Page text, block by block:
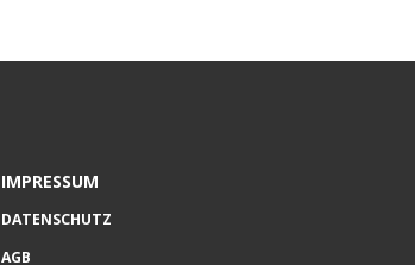
IMPRESSUM
DATENSCHUTZ
AGB